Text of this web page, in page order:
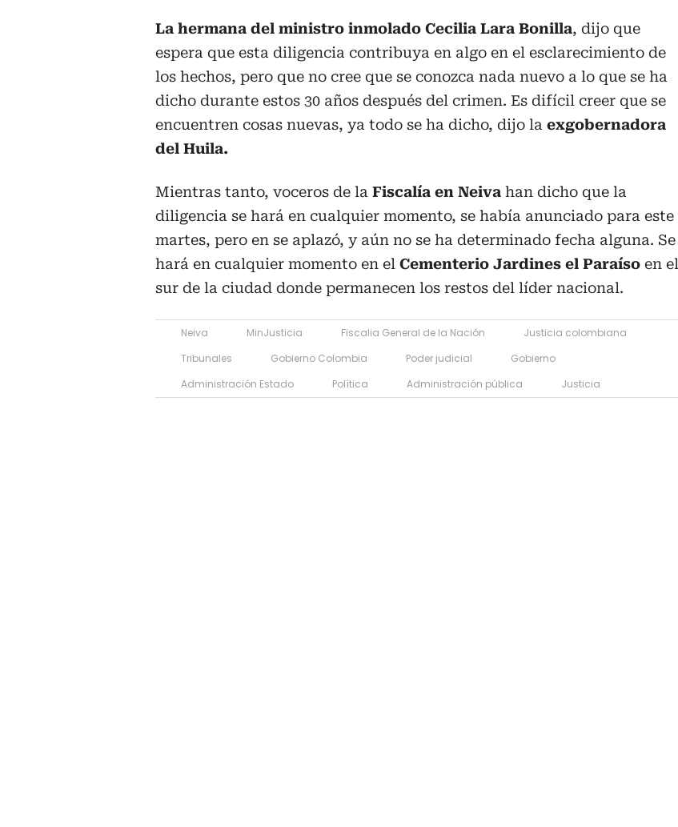
La hermana del ministro inmolado Cecilia Lara Bonilla, dijo que
espera que esta diligencia contribuya en algo en el esclarecimiento de
los hechos, pero que no cree que se conozca nada nuevo a lo que se ha
dicho durante estos 30 años después del crimen. Es difícil creer que se
encuentren cosas nuevas, ya todo se ha dicho, dijo la exgobernadora
del Huila.
Mientras tanto, voceros de la Fiscalía en Neiva han dicho que la
diligencia se hará en cualquier momento, se había anunciado para este
martes, pero en se aplazó, y aún no se ha determinado fecha alguna. Se
hará en cualquier momento en el Cementerio Jardines el Paraíso en el
sur de la ciudad donde permanecen los restos del líder nacional.
Neiva MinJusticia Fiscalia General de la Nación
Justicia colombiana
Tribunales
Gobierno Colombia Poder judicial
Gobierno
Administración Estado
Política Administración pública Justicia